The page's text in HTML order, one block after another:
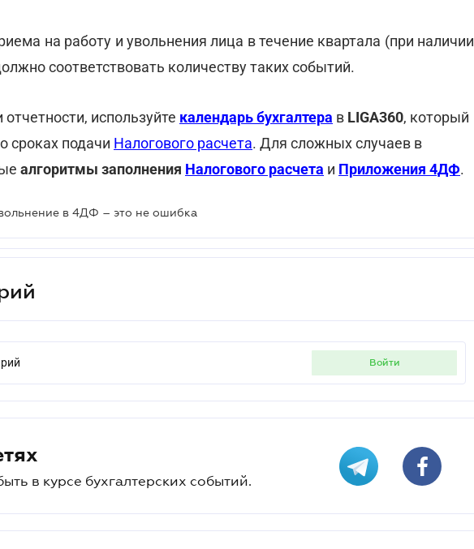
на работу и увольнения лица в течение квартала (при наличии
соответствовать количеству таких событий.
используйте календарь бухгалтера в LIGA360, который
сроках подачи Налогового расчета. Для сложных случаев в
алгоритмы заполнения Налогового расчета и Приложения 4ДФ.
в 4ДФ – это не ошибка
войти
в курсе бухгалтерских событий.